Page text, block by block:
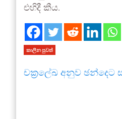
එහිදී කීය.
කාලීන පුවත්
චක්‍රලේඛ අනුව ඡන්දෙට